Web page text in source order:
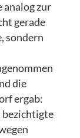
analog zur
gerade
sondern
die
ergab:
bezichtigte